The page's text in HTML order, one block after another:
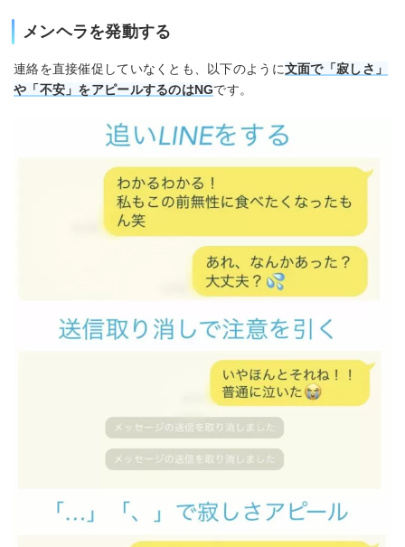
メンヘラを発動する
連絡を直接催促していなくとも、以下のように文面で「寂しさ」
や「不安」をアピールするのはNGです。